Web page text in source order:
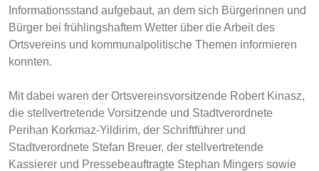
Informationsstand aufgebaut, an dem sich Bürgerinnen und
Bürger bei frühlingshaftem Wetter über die Arbeit des
Ortsvereins und kommunalpolitische Themen informieren
konnten.
Mit dabei waren der Ortsvereinsvorsitzende Robert Kinasz,
die stellvertretende Vorsitzende und Stadtverordnete
Perihan Korkmaz-Yildirim, der Schriftführer und
Stadtverordnete Stefan Breuer, der stellvertretende
Kassierer und Pressebeauftragte Stephan Mingers sowie